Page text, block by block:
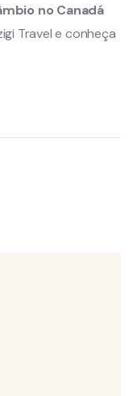
no Canadá
Travel e conheça